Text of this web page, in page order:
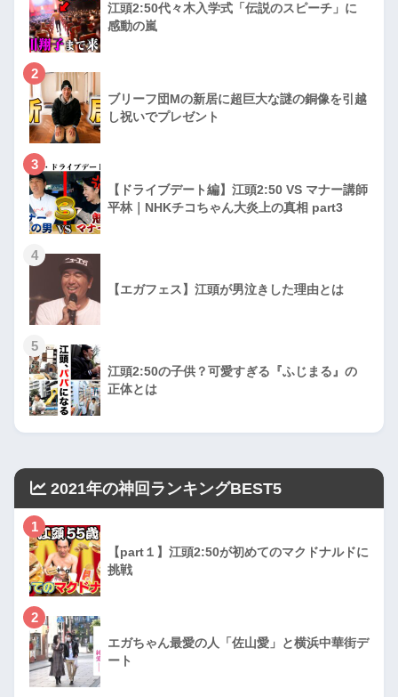
江頭2:50代々木入学式「伝説のスピーチ」に
感動の嵐
2
ブリーフ団Mの新居に超巨大な謎の銅像を引越
し祝いでプレゼント
3
【ドライブデート編】江頭2:50 VS マナー講師
平林｜NHKチコちゃん大炎上の真相 part3
4
【エガフェス】江頭が男泣きした理由とは
5
江頭2:50の子供？可愛すぎる『ふじまる』の
正体とは
2021年の神回ランキングBEST5
1
【part１】江頭2:50が初めてのマクドナルドに
挑戦
2
エガちゃん最愛の人「佐山愛」と横浜中華街デ
ート